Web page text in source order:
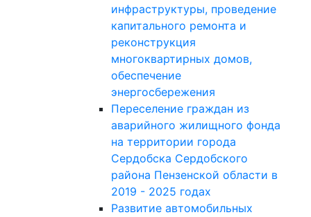
инфраструктуры, проведение
капитального ремонта и
реконструкция
многоквартирных домов,
обеспечение
энергосбережения
Переселение граждан из
аварийного жилищного фонда
на территории города
Сердобска Сердобского
района Пензенской области в
2019 - 2025 годах
Развитие автомобильных